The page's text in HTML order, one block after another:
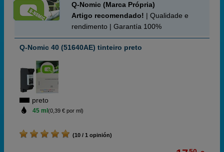
Q-Nomic (Marca Própria)
Artigo recomendado! | Qualidade e
rendimento | Garantía 100%
Q-Nomic 40 (51640AE) tinteiro preto
preto
45 ml (0,39 € por ml)
(10 / 1 opinión)